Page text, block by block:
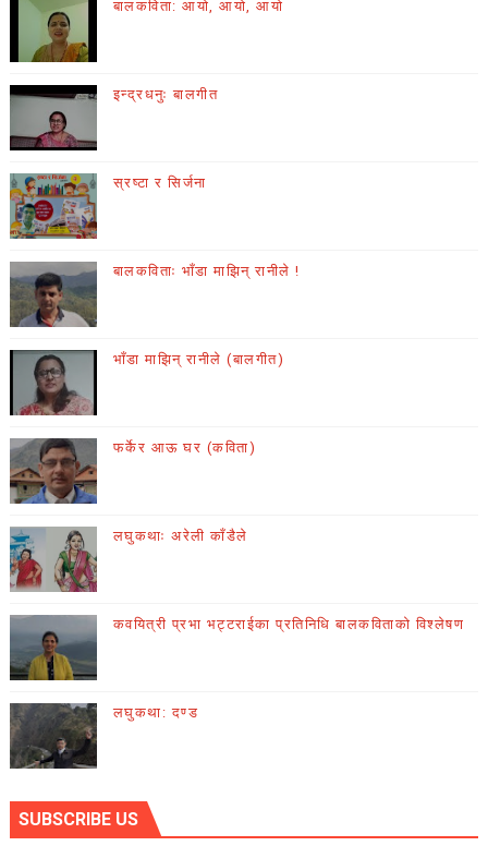
बालकविता: आयो, आयो, आयो
इन्द्रधनुः बालगीत
स्रष्टा र सिर्जना
बालकविताः भाँडा माझिन् रानीले !
भाँडा माझिन् रानीले (बालगीत)
फर्केर आऊ घर (कविता)
लघुकथाः अरेली काँडैले
कवयित्री प्रभा भट्टराईका प्रतिनिधि बालकविताको विश्लेषण
लघुकथा: दण्ड
SUBSCRIBE US